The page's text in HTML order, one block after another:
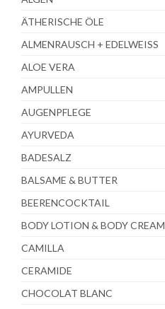
ÄTHERISCHE ÖLE
ALMENRAUSCH + EDELWEISS
ALOE VERA
AMPULLEN
AUGENPFLEGE
AYURVEDA
BADESALZ
BALSAME & BUTTER
BEERENCOCKTAIL
BODY LOTION & BODY CREAM
CAMILLA
CERAMIDE
CHOCOLAT BLANC